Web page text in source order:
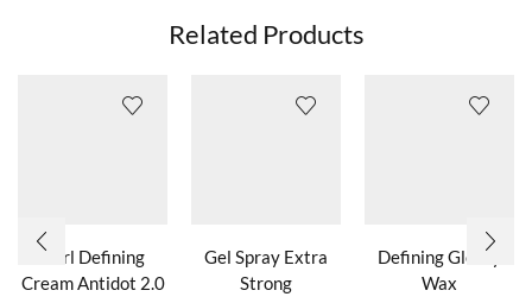
Related Products
Curl Defining
Cream Antidot 2.0
Gel Spray Extra
Strong
Defining Glossy
Wax